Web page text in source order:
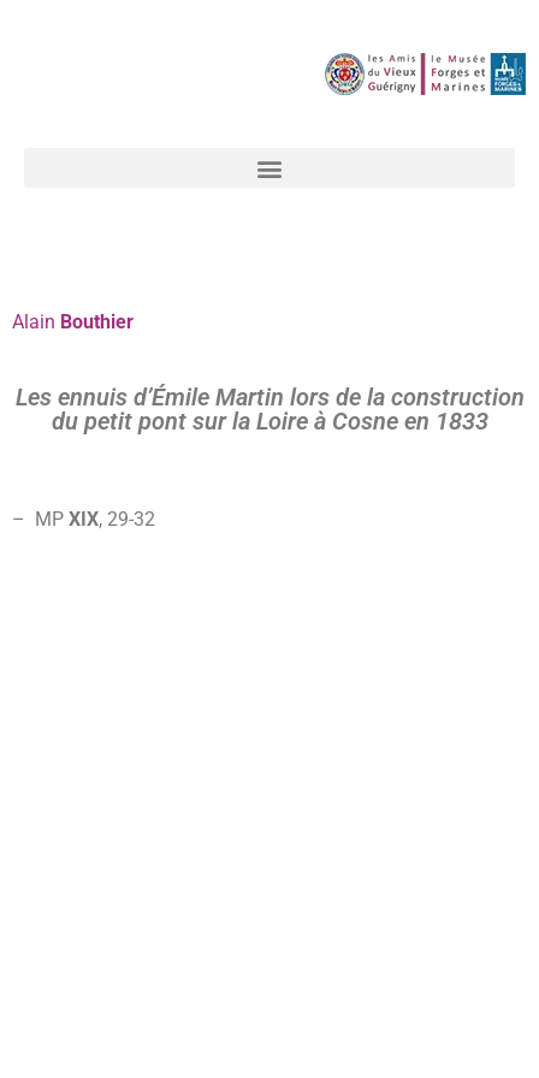
Alain Bouthier
Les ennuis d’Émile Martin lors de la construction
du petit pont sur la Loire à Cosne en 1833
– MP XIX, 29-32